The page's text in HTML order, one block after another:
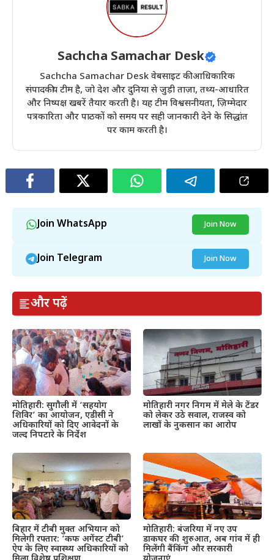
Sachcha Samachar Desk
Sachcha Samachar Desk वेबसाइट की आधिकारिक
संपादकीय टीम है, जो देश और दुनिया से जुड़ी ताज़ा, तथ्य-आधारित
और निष्पक्ष खबरें तैयार करती है। यह टीम विश्वसनीयता, ज़िम्मेदार
पत्रकारिता और पाठकों को समय पर सही जानकारी देने के सिद्धांत
पर काम करती है।
Join WhatsApp Join Now
Join Telegram Join Now
और पढ़ें
मोतिहारी: सुगौली में ‘सहयोग
शिविर’ का आयोजन, एडीसी ने
अधिकारियों को दिए आवेदनों के
जल्द निपटारे के निर्देश
मोतिहारी नगर निगम में मेले के टेंडर
को लेकर उठे सवाल, राजस्व को
लाखों के नुकसान का आरोप
बिहार में टीबी मुक्त अभियान को
मिलेगी रफ्तार: ‘कफ अगेंस्ट टीबी’
ऐप के लिए स्वास्थ्य अधिकारियों को
मोतिहारी: बंजरिया में नए उप
डाकघर की शुरुआत, अब गांव में ही
मिलेंगी बैंकिंग और सरकारी